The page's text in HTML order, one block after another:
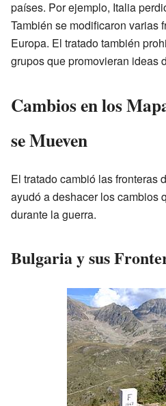
países. Por ejemplo, Italia
También se modificaron varias
Europa. El tratado también
grupos que promovieran ideas
Cambios en los
se Mueven
El tratado cambió las fronteras
ayudó a deshacer los cambios
durante la guerra.
Bulgaria y sus